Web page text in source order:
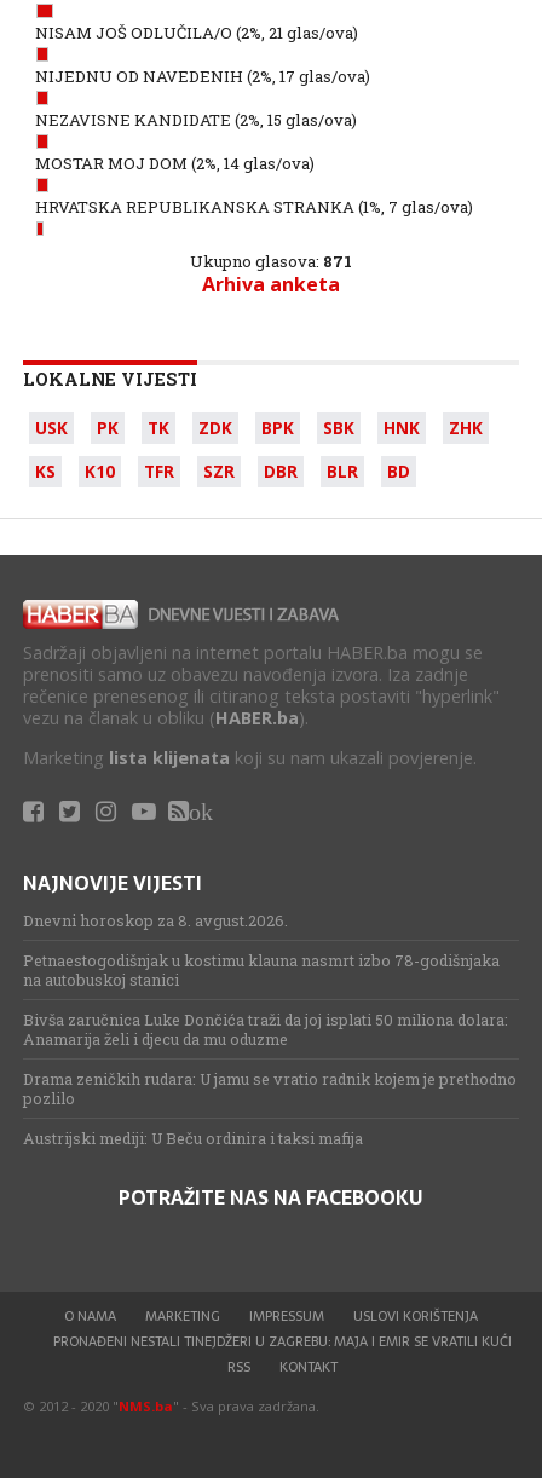
NISAM JOŠ ODLUČILA/O (2%, 21 glas/ova)
NIJEDNU OD NAVEDENIH (2%, 17 glas/ova)
NEZAVISNE KANDIDATE (2%, 15 glas/ova)
MOSTAR MOJ DOM (2%, 14 glas/ova)
HRVATSKA REPUBLIKANSKA STRANKA(1%, 7 glas/ova)
Ukupno glasova: 871
Arhiva anketa
LOKALNE VIJESTI
USK PK TK ZDK BPK SBK HNK
ZHK
KS
K10 TFR SZR DBR BLR BD
Sadržaji objavljeni na internet portalu HABER.ba mogu se
prenositi samo uz obavezu navođenja izvora. Iza zadnje
rečenice prenesenog ili citiranog teksta postaviti "hyperlink"
vezu na članak u obliku (HABER.ba).
Marketing lista klijenata koji su nam ukazali povjerenje.
ok
NAJNOVIJE VIJESTI
Dnevni horoskop za 8. avgust.2026.
Petnaestogodišnjak u kostimu klauna nasmrt izbo 78-godišnjaka
na autobuskoj stanici
Bivša zaručnica Luke Dončića traži da joj isplati 50 miliona dolara:
Anamarija želi i djecu da mu oduzme
Drama zeničkih rudara: U jamu se vratio radnik kojem je prethodno
pozlilo
Austrijski mediji: U Beču ordinira i taksi mafija
POTRAŽITE NAS NA FACEBOOKU
O NAMA MARKETING IMPRESSUM
USLOVI KORIŠTENJA
PRONAĐENI NESTALI TINEJDŽERI U ZAGREBU: MAJA I EMIR SE VRATILI KUĆI
RSS
KONTAKT
© 2012 - 2020 "NMS.ba" - Sva prava zadržana.